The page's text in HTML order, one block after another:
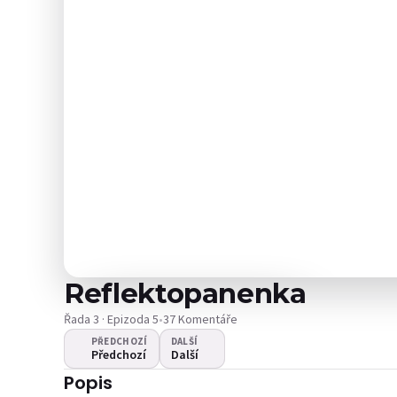
Video se
Reflektopanenka
Řada 3 · Epizoda 5•37 Komentáře
PŘEDCHOZÍ
Předchozí
DALŠÍ
Další
Popis